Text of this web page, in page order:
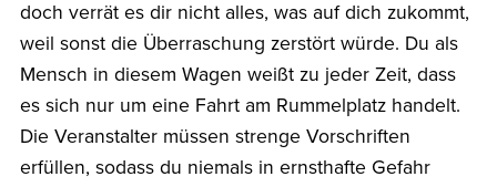
doch verrät es dir nicht alles, was auf dich zukommt,
weil sonst die Überraschung zerstört würde. Du als
Mensch in diesem Wagen weißt zu jeder Zeit, dass
es sich nur um eine Fahrt am Rummelplatz handelt.
Die Veranstalter müssen strenge Vorschriften
erfüllen, sodass du niemals in ernsthafte Gefahr